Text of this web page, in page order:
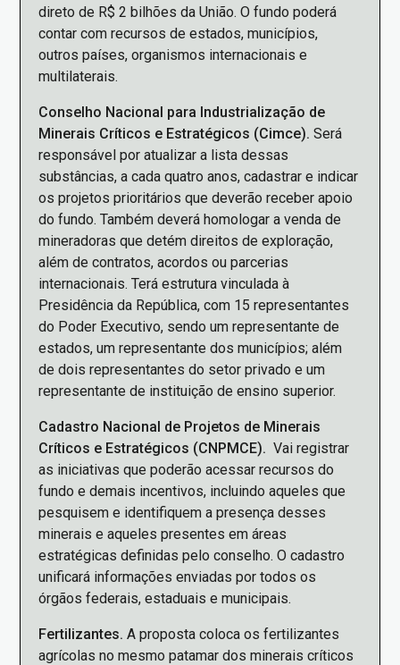
direto de R$ 2 bilhões da União. O fundo poderá
contar com recursos de estados, municípios,
outros países, organismos internacionais e
multilaterais.
Conselho Nacional para Industrialização de
Minerais Críticos e Estratégicos (Cimce).Será
responsável por atualizar a lista dessas
substâncias, a cada quatro anos, cadastrar e indicar
os projetos prioritários que deverão receber apoio
do fundo. Também deverá homologar a venda de
mineradoras que detém direitos de exploração,
além de contratos, acordos ou parcerias
internacionais. Terá estrutura vinculada à
Presidência da República, com 15 representantes
do Poder Executivo, sendo um representante de
estados, um representante dos municípios; além
de dois representantes do setor privado e um
representante de instituição de ensino superior.
Cadastro Nacional de Projetos de Minerais
Críticos e Estratégicos (CNPMCE). Vai registrar
as iniciativas que poderão acessar recursos do
fundo e demais incentivos, incluindo aqueles que
pesquisem e identifiquem a presença desses
minerais e aqueles presentes em áreas
estratégicas definidas pelo conselho. O cadastro
unificará informações enviadas por todos os
órgãos federais, estaduais e municipais.
Fertilizantes. A proposta coloca os fertilizantes
agrícolas no mesmo patamar dos minerais críticos